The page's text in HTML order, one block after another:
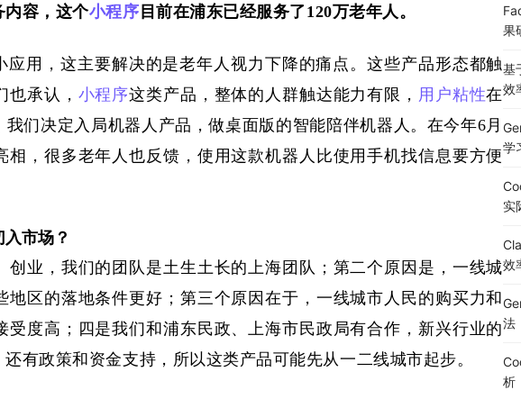
内容，这个小程序 目前在浦东已经服务了 120万老年人 。
应用，这主要解决的是老年人视力下降的痛点。这些产品形态都触
也承认， 小程序这类产品，整体的人群触达能力有限， 用户粘性在
们决定入局机器人产品，做桌面版的智能陪伴机器人。在今年6月
相，很多老年人也反馈，使用这款机器人比使用手机找信息要方便
入市场？
创业， 我们的团队 是土生土长的上海团队； 第二个原因是， 一线城
地区的落地条件更好； 第三个原因在于， 一线城市 人民的购买力和
受度高；四是我们和浦东民政、上海市民政局有合作，新兴行业的
有政策和资金支持，所以这类产品可能先从一二线城市起步。
果
基
效
学
实
效
法
析